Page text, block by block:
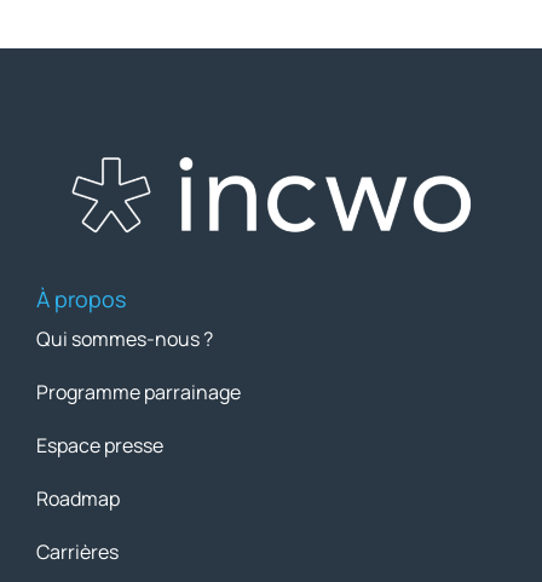
À propos
Qui sommes-nous ?
Programme parrainage
Espace presse
Roadmap
Carrières